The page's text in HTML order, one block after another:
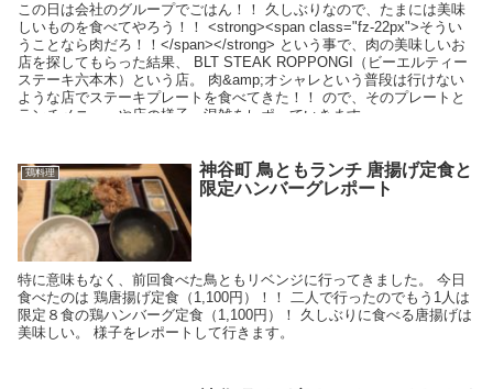
この日は会社のグループでごはん！！ 久しぶりなので、たまには美味
しいものを食べてやろう！！ <strong><span class="fz-22px">そうい
うことなら肉だろ！！</span></strong> という事で、肉の美味しいお
店を探してもらった結果、 BLT STEAK ROPPONGI（ビーエルティー
ステーキ六本木）という店。 肉&amp;オシャレという普段は行けない
ような店でステーキプレートを食べてきた！！ ので、そのプレートと
ランチメニューや店の様子、混雑をレポっていきます。
鶏料理
神谷町 鳥ともランチ 唐揚げ定食と
限定ハンバーグレポート
特に意味もなく、前回食べた鳥ともリベンジに行ってきました。 今日
食べたのは 鶏唐揚げ定食（1,100円）！！ 二人で行ったのでもう1人は
限定８食の鶏ハンバーグ定食（1,100円）！ 久しぶりに食べる唐揚げは
美味しい。 様子をレポートして行きます。